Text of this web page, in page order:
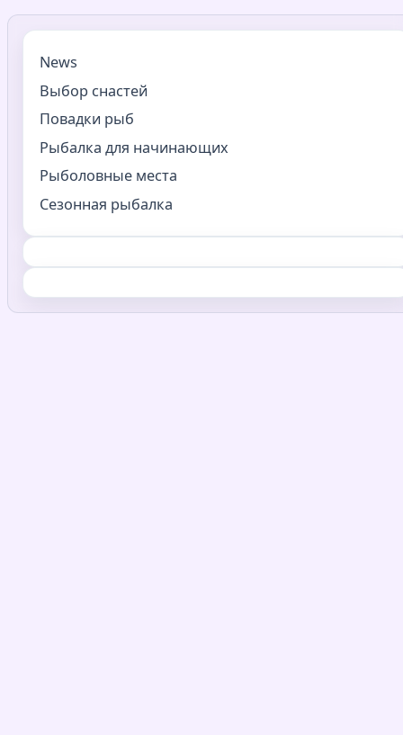
News
Выбор снастей
Повадки рыб
Рыбалка для начинающих
Рыболовные места
Сезонная рыбалка